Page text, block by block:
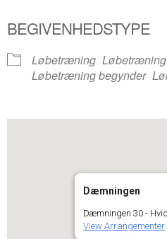
BEGIVENHEDSTYPE
Løbetræning
Løbetræning begynder
Dæmningen
Dæmningen 30 -
View Arrangementer